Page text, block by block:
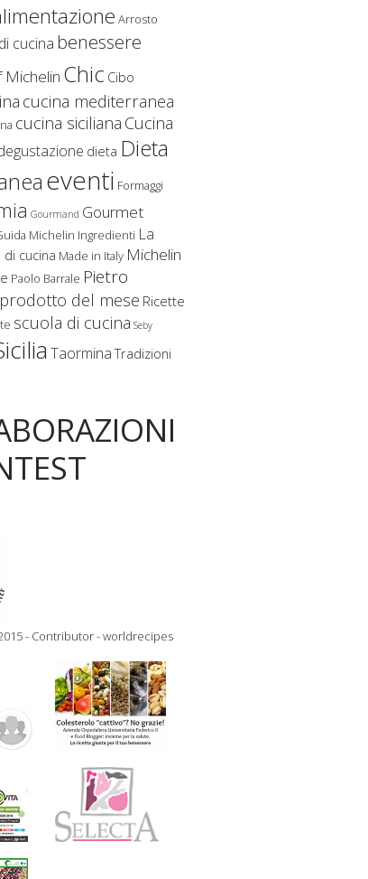
Arrosto
cucina benessere
Michelin Chic Cibo
cucina mediterranea
cucina siciliana Cucina
dieta Dieta
eventi Formaggi
Gourmand Gourmet
Michelin Ingredienti La
di cucina Made in Italy Michelin
Paolo Barrale Pietro
prodotto del mese Ricette
scuola di cucina Seby
Taormina Tradizioni